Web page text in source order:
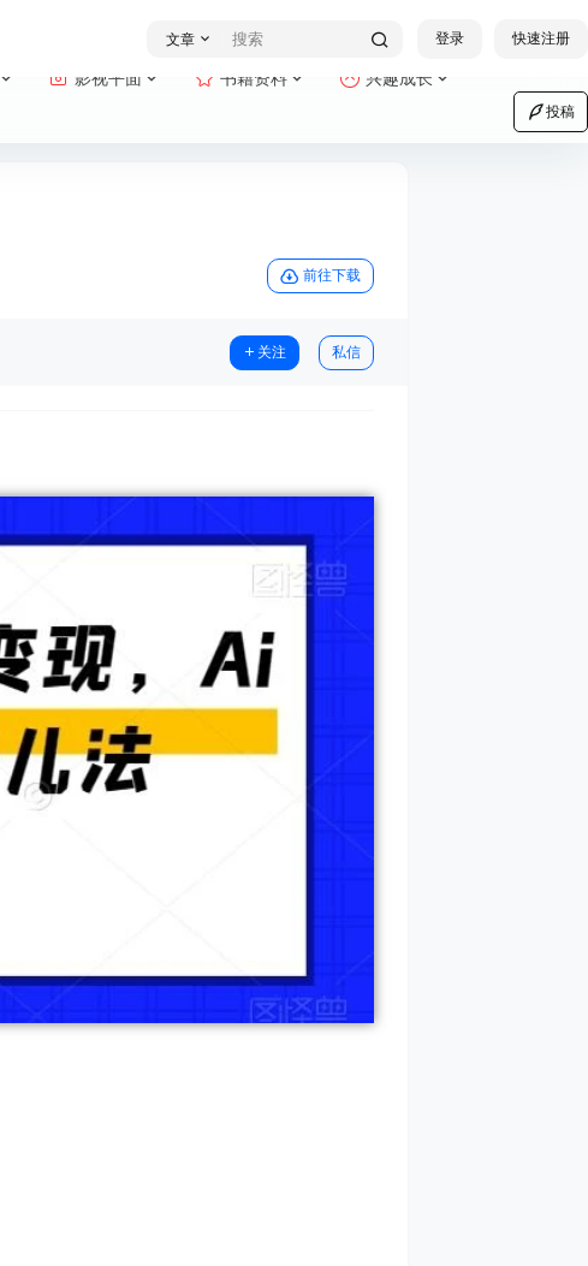
文章 登录 快速注册
影视平面 书籍资料 兴趣成长
投稿
前往下载
关注 私信